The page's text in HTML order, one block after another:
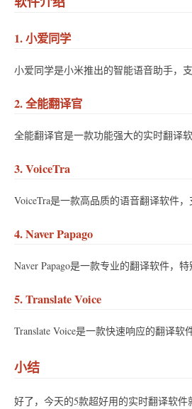
1. 小爱同学
小爱同学是小米推出的智能语音助手，
2. 全能翻译官
全能翻译官是一款功能强大的实时翻译
3. VoiceTra
VoiceTra是一款高品质的语音翻译软件，
4. Naver Papago
Naver Papago是一款专业的翻译软件，特
5. Translate Voice
Translate Voice是一款快速响应的翻译软
小结
好了，今天的5款超好用的实时翻译软